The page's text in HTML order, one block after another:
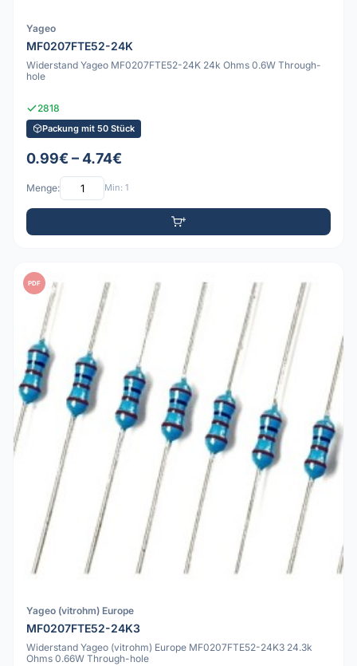
Yageo
MF0207FTE52-24K
Widerstand Yageo MF0207FTE52-24K 24k Ohms 0.6W Through-
hole
2818
Packung mit 50 Stück
0.99€ – 4.74€
Menge: Min: 1
PDF
Yageo (vitrohm) Europe
MF0207FTE52-24K3
Widerstand Yageo (vitrohm) Europe MF0207FTE52-24K3 24.3k
Ohms 0.66W Through-hole